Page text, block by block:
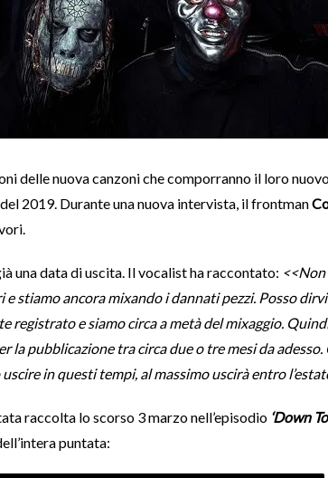
delle nuova canzoni che comporranno il loro
2019. Durante una nuova intervista, il frontman
una data di uscita. Il vocalist ha raccontato:
stiamo ancora mixando i dannati pezzi. Posso
registrato e siamo circa a metà del mixaggio.
pubblicazione tra circa due o tre mesi da adesso.
in questi tempi, al massimo uscirà entro
raccolta lo scorso 3 marzo nell’episodio ‘Down
puntata: